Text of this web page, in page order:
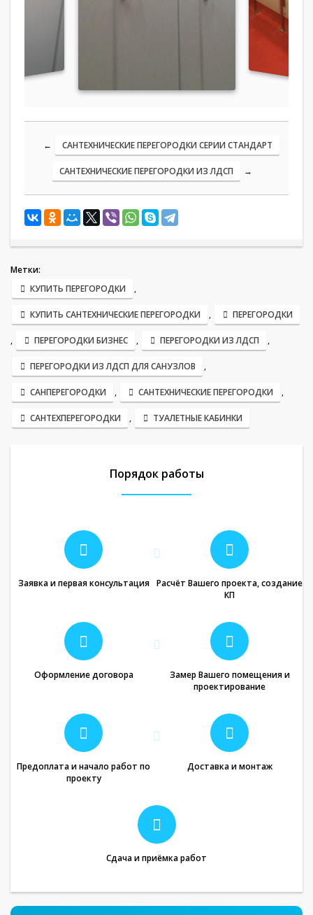
← САНТЕХНИЧЕСКИЕ ПЕРЕГОРОДКИ СЕРИИ СТАНДАРТ
САНТЕХНИЧЕСКИЕ ПЕРЕГОРОДКИ ИЗ ЛДСП →
Метки:
КУПИТЬ ПЕРЕГОРОДКИ
,
КУПИТЬ САНТЕХНИЧЕСКИЕ ПЕРЕГОРОДКИ , ПЕРЕГОРОДКИ
, ПЕРЕГОРОДКИ БИЗНЕС , ПЕРЕГОРОДКИ ИЗ ЛДСП ,
ПЕРЕГОРОДКИ ИЗ ЛДСП ДЛЯ САНУЗЛОВ ,
САНПЕРЕГОРОДКИ , САНТЕХНИЧЕСКИЕ ПЕРЕГОРОДКИ ,
САНТЕХПЕРЕГОРОДКИ , ТУАЛЕТНЫЕ КАБИНКИ
Порядок работы
Заявка и первая консультация
Расчёт Вашего проекта, создание
КП
Оформление договора
Замер Вашего помещения и
проектирование
Предоплата и начало работ по
проекту
Доставка и монтаж
Сдача и приёмка работ